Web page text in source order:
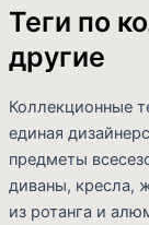
Теги по
другие
Коллекционные
единая
предметы
диваны, кресла,
из ротанга и